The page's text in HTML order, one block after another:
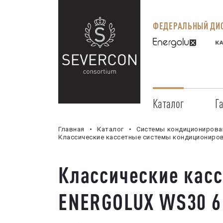
ФЕДЕРАЛЬНЫЙ
Каталог
Главная Каталог Системы
Классические кассетные системы
Классические
ENERGOLUX WS30 6